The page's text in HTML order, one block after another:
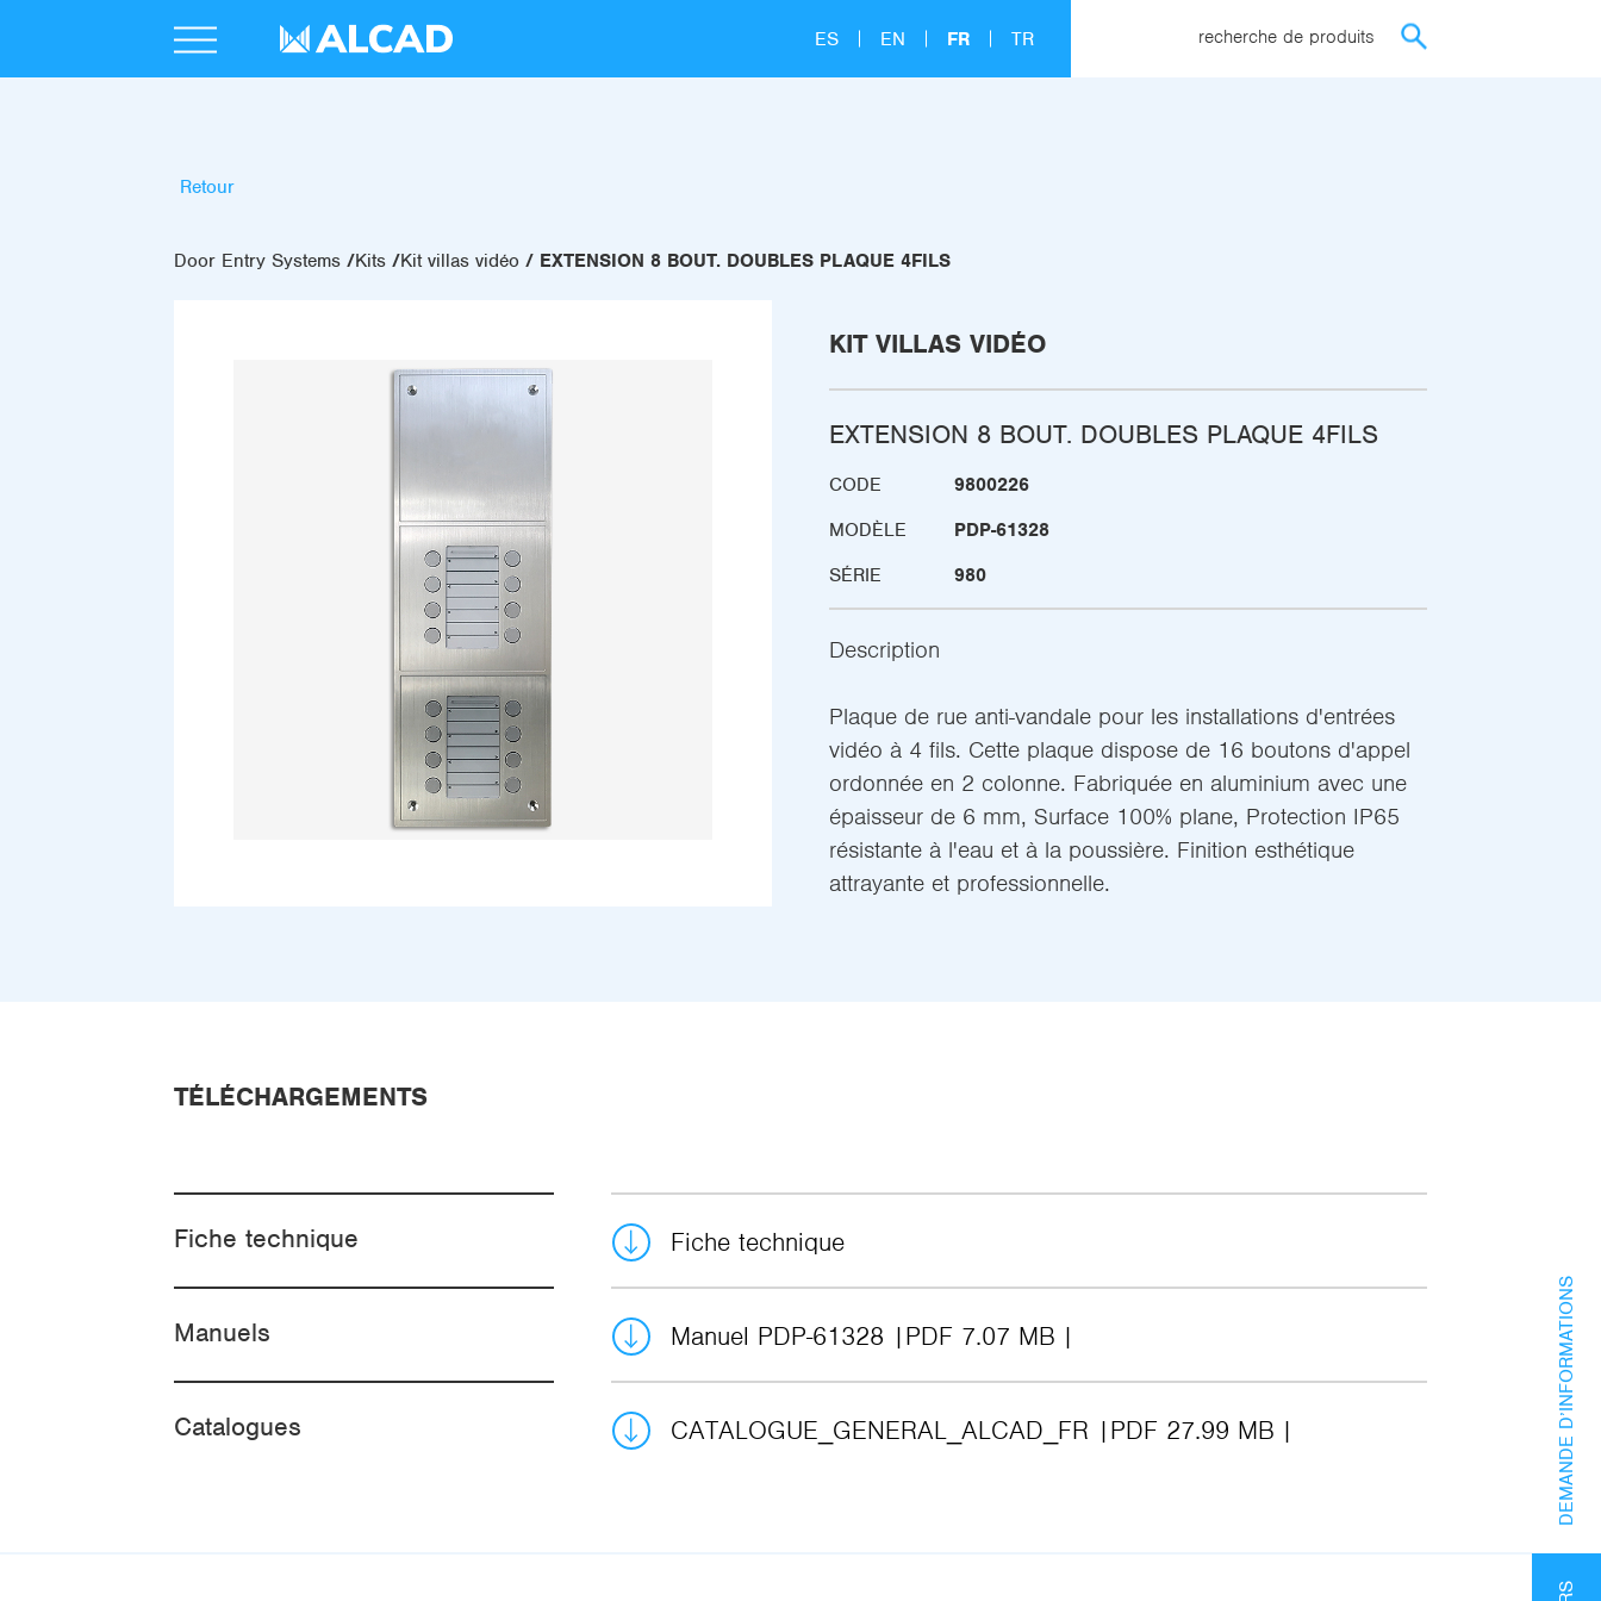
ES EN FR TR recherche de produits
Retour
Door Entry Systems Kits Kit villas vidéo EXTENSION 8 BOUT. DOUBLES PLAQUE 4FILS
KIT VILLAS VIDÉO
EXTENSION 8 BOUT. DOUBLES PLAQUE 4FILS
CODE
9800226
MODÈLE
PDP-61328
SÉRIE
980
Description
Plaque de rue anti-vandale pour les installations d'entrées
vidéo à 4 fils. Cette plaque dispose de 16 boutons d'appel
ordonnée en 2 colonne. Fabriquée en aluminium avec une
épaisseur de 6 mm, Surface 100% plane, Protection IP65
résistante à l'eau et à la poussière. Finition esthétique
attrayante et professionnelle.
TÉLÉCHARGEMENTS
Fiche technique Fiche technique
Manuels Manuel PDP-61328 PDF 7.07 MB
Catalogues CATALOGUE_GENERAL_ALCAD_FR PDF 27.99 MB DEMANDE D’INFORMATIONS